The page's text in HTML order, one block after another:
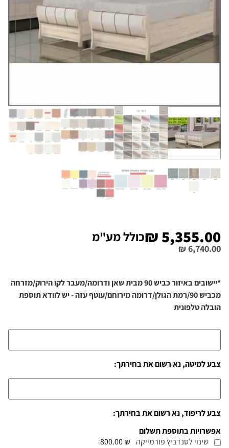
₪6,740.00
₪5,355.00 כולל מע"מ
*יישובים באיזור כביש 90 מבית שאן ודרומה/מעבר לקו הירוק/מזרחה
מכביש 90/רמת הגולן/דרומה מירוחם/עוטף עזה - יש לוודא תוספת
הובלה טלפונית
צבע למיטה, נא רשום את בחירתך:
צבע לריפוד, נא רשום את בחירתך:
אפשרויות בתוספת תשלום
שינוי לסנדביץ פורמייקה
₪ 800.00